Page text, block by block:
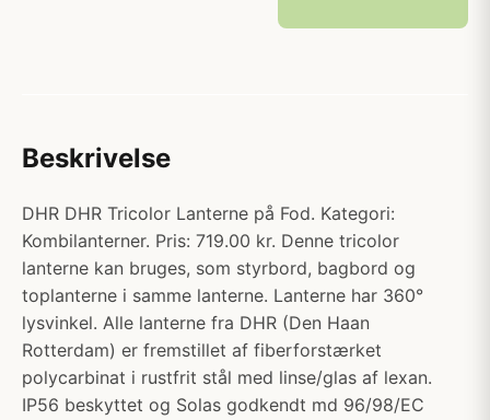
Beskrivelse
DHR DHR Tricolor Lanterne på Fod. Kategori:
Kombilanterner. Pris: 719.00 kr. Denne tricolor
lanterne kan bruges, som styrbord, bagbord og
toplanterne i samme lanterne. Lanterne har 360°
lysvinkel. Alle lanterne fra DHR (Den Haan
Rotterdam) er fremstillet af fiberforstærket
polycarbinat i rustfrit stål med linse/glas af lexan.
IP56 beskyttet og Solas godkendt md 96/98/EC